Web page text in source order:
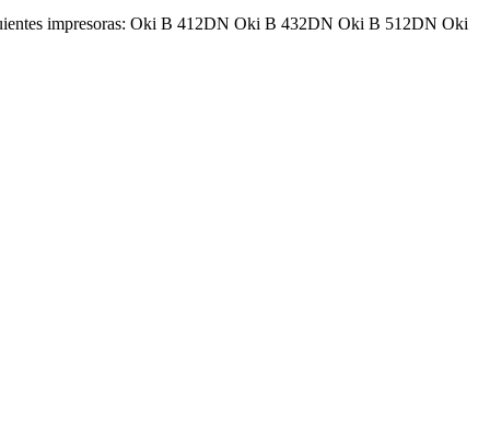
impresoras: Oki B 412DN Oki B 432DN Oki B 512DN Oki